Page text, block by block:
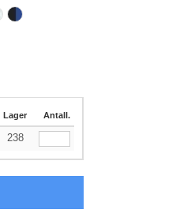
Lager Antall.
238